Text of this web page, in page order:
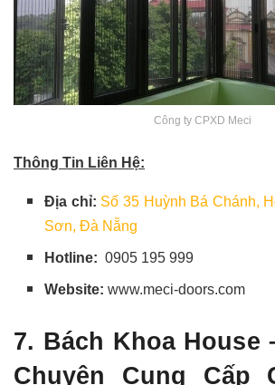
Công ty CPXD Meci
Thông Tin Liên Hệ:
Địa chỉ: Số 35 Huỳnh Bá Chánh,
Sơn, Đà Nẵng
Hotline: 0905 195 999
Website: www.meci-doors.com
7. Bách Khoa House
Chuyên Cung Cấp